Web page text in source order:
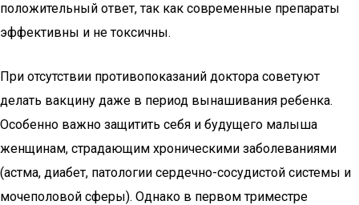
положительный ответ, так как современные препараты
эффективны и не токсичны.
При отсутствии противопоказаний доктора советуют
делать вакцину даже в период вынашивания ребенка.
Особенно важно защитить себя и будущего малыша
женщинам, страдающим хроническими заболеваниями
(астма, диабет, патологии сердечно-сосудистой системы и
мочеполовой сферы). Однако в первом триместре